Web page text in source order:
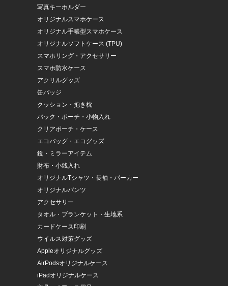
写真キーホルダー
オリジナルスマホケース
オリジナル手帳型スマホケース
オリジナルソフトケース (TPU)
スマホリング・アクセサリー
スマホ防水ケース
アクリルグッズ
缶バッジ
クッション・抱き枕
バック・ポーチ・小物入れ
クリアポーチ・ケース
エコバッグ・エコグッズ
鏡・ミラーアイテム
財布・小銭入れ
オリジナルTシャツ・長袖・パーカー
オリジナルパンツ
アクセサリー
タオル・ブランケット・生地系
カードケース印刷
ウイルス対策グッズ
Appleオリジナルグッズ
AirPodsオリジナルケース
iPadオリジナルケース